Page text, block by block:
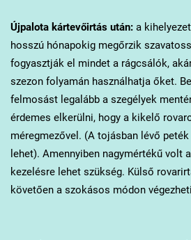
Újpalotakártevőirtás után:a
hosszú hónapokig megőrzik
fogyasztják el mindet a rágcsálók,
szezon folyamán használhatja őket.
felmosást legalább a szegélyek
érdemes elkerülni, hogy a kikelő
méregmezővel. (A tojásban lévő
lehet). Amennyiben nagymértékű volt
kezelésre lehet szükség. Külső
követően a szokásos módon